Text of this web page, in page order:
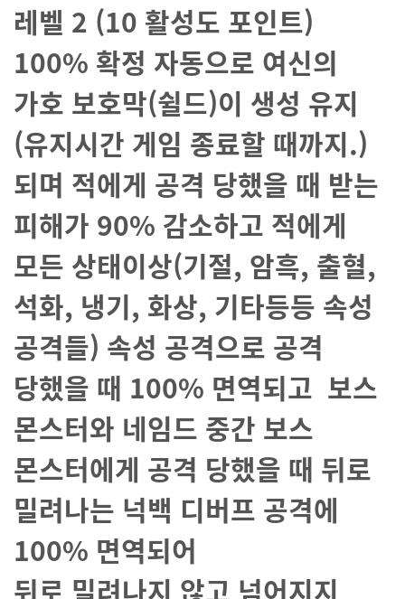
레벨 2 (10 활성도 포인트)
100% 확정 자동으로 여신의
가호 보호막(쉴드)이 생성 유지
(유지시간 게임 종료할 때까지.)
되며 적에게 공격 당했을 때 받는
피해가 90% 감소하고 적에게
모든 상태이상(기절, 암흑, 출혈,
석화, 냉기, 화상, 기타등등 속성
공격들) 속성 공격으로 공격
당했을 때 100% 면역되고 보스
몬스터와 네임드 중간 보스
몬스터에게 공격 당했을 때 뒤로
밀려나는 넉백 디버프 공격에
100% 면역되어
뒤로 밀려나지 않고 넘어지지